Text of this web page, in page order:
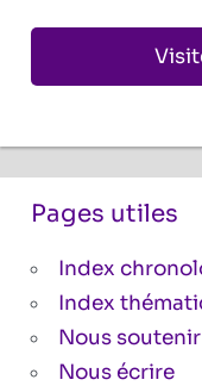
Pages utiles
Index
Index
Nous soutenir
Nous écrire